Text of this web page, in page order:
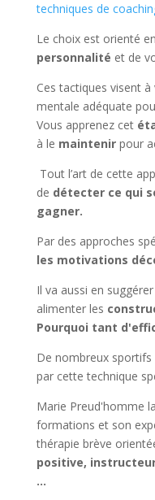
techniques de
Le choix est orienté en
personnalité et de
Ces tactiques visent
mentale adéquate
Vous apprenez cet
à le maintenirpour
Tout l’art de cette
de détecter ce qui
gagner.
Par des approches
les motivations
Il va aussi en
alimenter les
Pourquoi tant
De nombreux
par cette technique
Marie Preud'homme
formations et son
thérapie brève
positive,
...